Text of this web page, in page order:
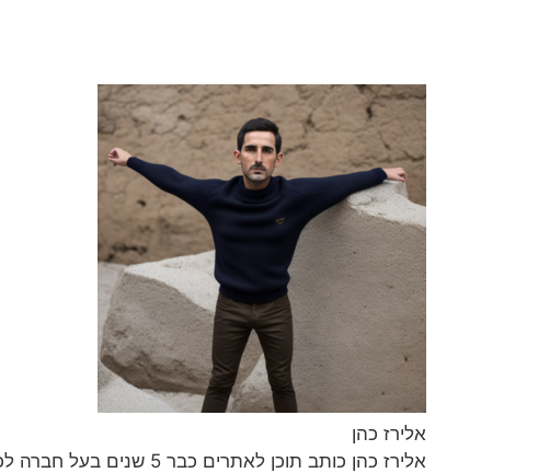
אלירז כהן
אלירז כהן כותב תוכן לאתרים כבר 5 שנים בעל חברה לכתיבת תכנים וקידום ברשת במגוון נושאים חמים ומעניינים.